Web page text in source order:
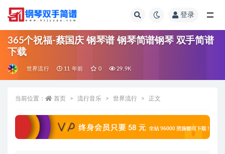
登录
365个祝福-蔡国庆 钢琴谱 钢琴简谱钢琴 双手简谱
下载
世界流行 11 年前 0 29.9K
当前位置： 首页 流行音乐 世界流行 正文